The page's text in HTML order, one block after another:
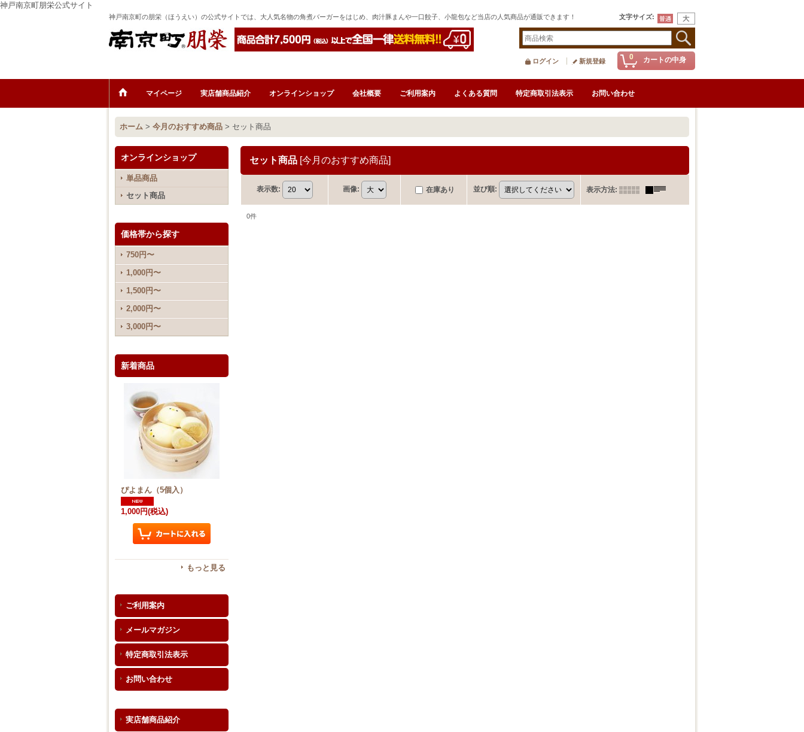
神戸南京町朋栄公式サイト
神戸南京町の朋栄（ほうえい）の公式サイトでは、大人気名物の角煮バーガーをはじめ、肉汁豚まんや一口餃子、小龍包など当店の人気商品が通販できます！ 文字サイズ:
0 カートの中身
ログイン 新規登録
マイページ 実店舗商品紹介 オンラインショップ 会社概要 ご利用案内 よくある質問 特定商取引法表示 お問い合わせ
ホーム > 今月のおすすめ商品 > セット商品
オンラインショップ
単品商品
セット商品
価格帯から探す
750円〜
1,000円〜
1,500円〜
2,000円〜
3,000円〜
新着商品
ぴよまん（5個入）
1,000円(税込)
もっと見る
ご利用案内
メールマガジン
特定商取引法表示
お問い合わせ
実店舗商品紹介
セット商品 [今月のおすすめ商品]
表示数: 画像: 在庫あり 並び順: 表示方法:
0件